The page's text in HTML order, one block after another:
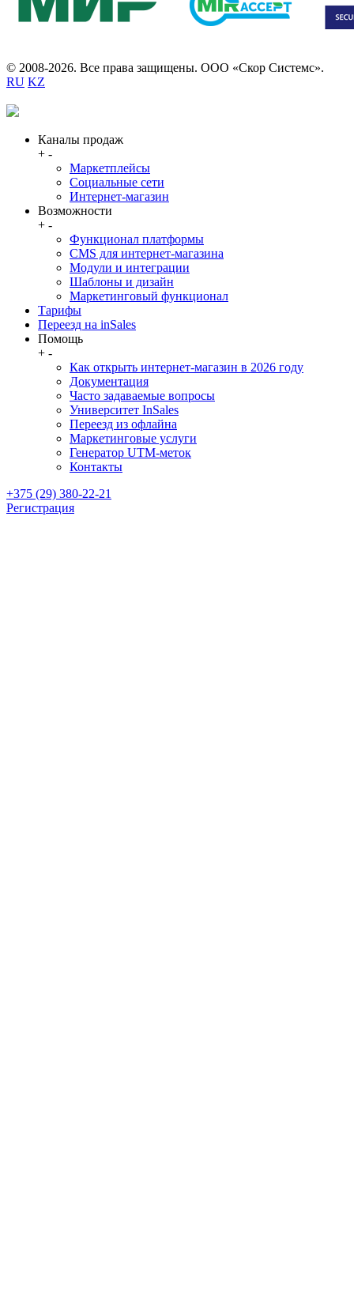
© 2008-2026. Все права защищены. ООО «Скор Системс».
RU KZ
Каналы продаж
+ -
Маркетплейсы
Социальные сети
Интернет-магазин
Возможности
+ -
Функционал платформы
CMS для интернет-магазина
Модули и интеграции
Шаблоны и дизайн
Маркетинговый функционал
Тарифы
Переезд на inSales
Помощь
+ -
Как открыть интернет-магазин в 2026 году
Документация
Часто задаваемые вопросы
Университет InSales
Переезд из офлайна
Маркетинговые услуги
Генератор UTM-меток
Контакты
+375 (29) 380-22-21
Регистрация